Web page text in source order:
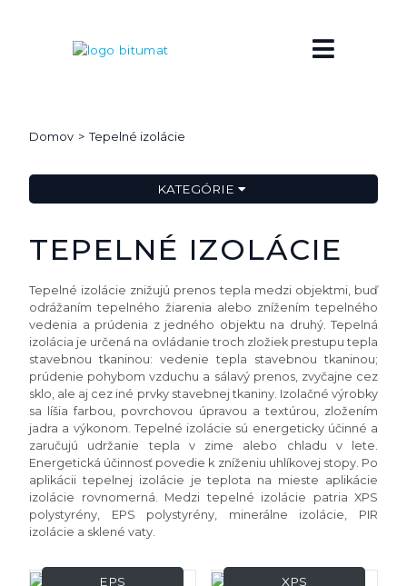
Domov Tepelné izolácie
KATEGÓRIE
TEPELNÉ IZOLÁCIE
Tepelné izolácie znižujú prenos tepla medzi objektmi, buď
odrážaním tepelného žiarenia alebo znížením tepelného
vedenia a prúdenia z jedného objektu na druhý. Tepelná
izolácia je určená na ovládanie troch zložiek prestupu tepla
stavebnou tkaninou: vedenie tepla stavebnou tkaninou;
prúdenie pohybom vzduchu a sálavý prenos, zvyčajne cez
sklo, ale aj cez iné prvky stavebnej tkaniny. Izolačné výrobky
sa líšia farbou, povrchovou úpravou a textúrou, zložením
jadra a výkonom. Tepelné izolácie sú energeticky účinné a
zaručujú udržanie tepla v zime alebo chladu v lete.
Energetická účinnosť povedie k zníženiu uhlíkovej stopy. Po
aplikácii tepelnej izolácie je teplota na mieste aplikácie
izolácie rovnomerná. Medzi tepelné izolácie patria XPS
polystyrény, EPS polystyrény, minerálne izolácie, PIR
izolácie a sklené vaty.
EPS
XPS